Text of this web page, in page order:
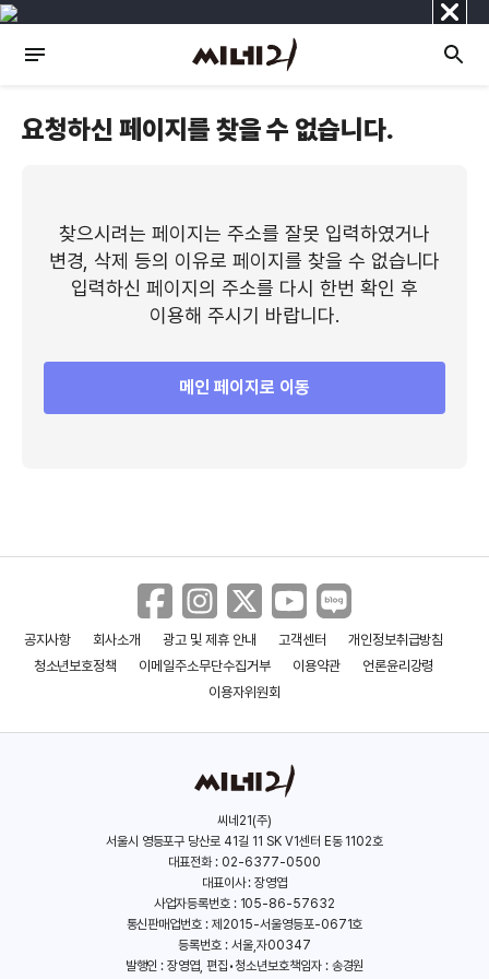
닫
기
요청하신 페이지를 찾을 수 없습니다.
찾으시려는 페이지는 주소를 잘못 입력하였거나
변경, 삭제 등의 이유로 페이지를 찾을 수 없습니다
입력하신 페이지의 주소를 다시 한번 확인 후
이용해 주시기 바랍니다.
메인 페이지로 이동
공지사항 회사소개 광고 및 제휴 안내 고객센터
개인정보취급방침
청소년보호정책
이메일주소무단수집거부 이용약관
언론윤리강령
이용자위원회
씨네21(주)
서울시 영등포구 당산로 41길 11 SK V1센터 E동 1102호
대표전화 : 02-6377-0500
대표이사 : 장영엽
사업자등록번호 : 105-86-57632
통신판매업번호 : 제2015-서울영등포-0671호
등록번호 : 서울,자00347
발행인 : 장영엽, 편집•청소년보호책임자 : 송경원